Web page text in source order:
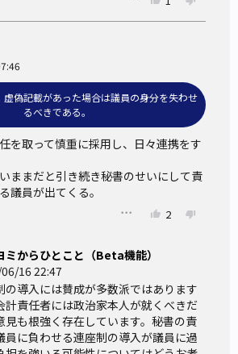
虚偽記載があった場合は議員の身分を失わせ
るべきである。
を取って慎重に採用し、日々連携をす
ままだと引き続き秘書のせいにして責
議員が出てくる。
2
ミからひとこと（Beta機能）
16 22:47
の導入には賛成が多数派ではあります
計責任者には政治家本人が就くべきだ
見も根強く存在しています。秘書の責
員に負わせる連座制の導入が議員に過